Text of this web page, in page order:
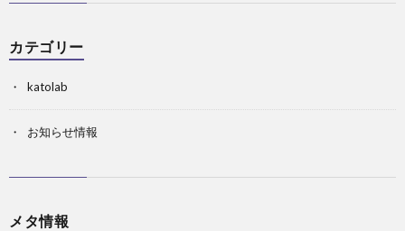
カテゴリー
katolab
お知らせ情報
メタ情報